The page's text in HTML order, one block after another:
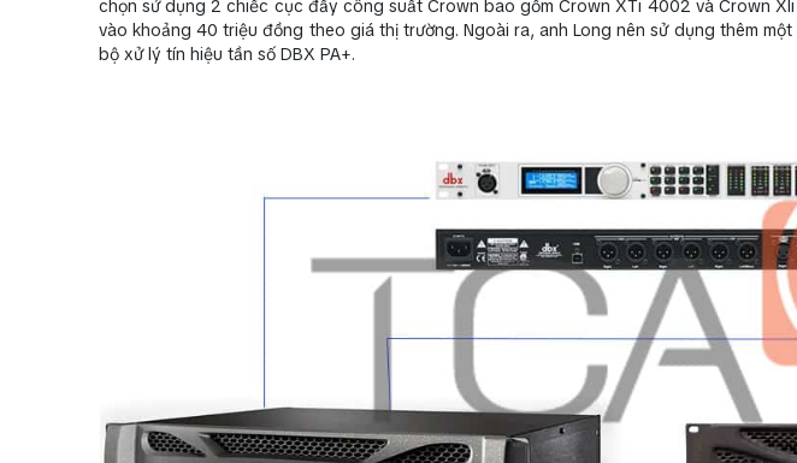
chọn sử dụng 2 chiếc cục đẩy công suất Crown bao gồm Crown XTi 4002 và Crown
vào khoảng 40 triệu đồng theo giá thị trường. Ngoài ra, anh Long nên sử dụng thêm
bộ xử lý tín hiệu tần số DBX PA+.